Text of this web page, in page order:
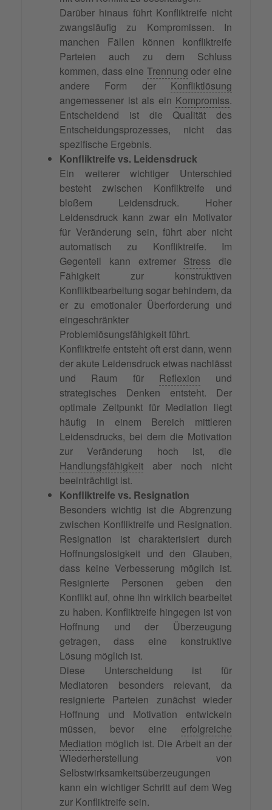
Darüber hinaus führt Konfliktreife nicht
zwangsläufig zu Kompromissen. In
manchen Fällen können konfliktreife
Parteien auch zu dem Schluss
kommen, dass eine Trennung oder eine
andere Form der Konfliktlösung
angemessener ist als ein Kompromiss.
Entscheidend ist die Qualität des
Entscheidungsprozesses, nicht das
spezifische Ergebnis.
Konfliktreife vs. Leidensdruck
Ein weiterer wichtiger Unterschied
besteht zwischen Konfliktreife und
bloßem Leidensdruck. Hoher
Leidensdruck kann zwar ein Motivator
für Veränderung sein, führt aber nicht
automatisch zu Konfliktreife. Im
Gegenteil kann extremer Stress die
Fähigkeit zur konstruktiven
Konfliktbearbeitung sogar behindern, da
er zu emotionaler Überforderung und
eingeschränkter
Problemlösungsfähigkeit führt.
Konfliktreife entsteht oft erst dann, wenn
der akute Leidensdruck etwas nachlässt
und Raum für Reflexion und
strategisches Denken entsteht. Der
optimale Zeitpunkt für Mediation liegt
häufig in einem Bereich mittleren
Leidensdrucks, bei dem die Motivation
zur Veränderung hoch ist, die
Handlungsfähigkeit aber noch nicht
beeinträchtigt ist.
Konfliktreife vs. Resignation
Besonders wichtig ist die Abgrenzung
zwischen Konfliktreife und Resignation.
Resignation ist charakterisiert durch
Hoffnungslosigkeit und den Glauben,
dass keine Verbesserung möglich ist.
Resignierte Personen geben den
Konflikt auf, ohne ihn wirklich bearbeitet
zu haben. Konfliktreife hingegen ist von
Hoffnung und der Überzeugung
getragen, dass eine konstruktive
Lösung möglich ist.
Diese Unterscheidung ist für
Mediatoren besonders relevant, da
resignierte Parteien zunächst wieder
Hoffnung und Motivation entwickeln
müssen, bevor eine erfolgreiche
Mediation möglich ist. Die Arbeit an der
Wiederherstellung von
Selbstwirksamkeitsüberzeugungen
kann ein wichtiger Schritt auf dem Weg
zur Konfliktreife sein.